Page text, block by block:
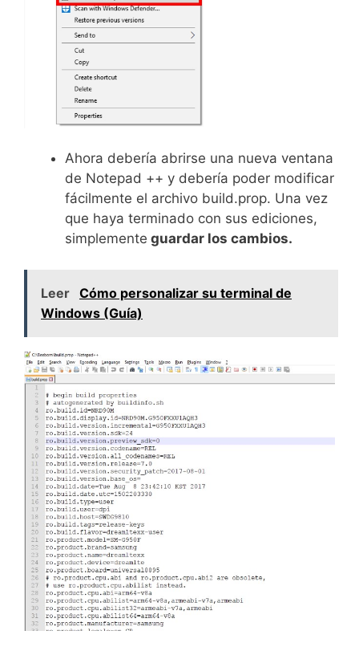
Ahora debería abrirse una nueva ventana
de Notepad ++ y debería poder modificar
fácilmente el archivo build.prop. Una vez
que haya terminado con sus ediciones,
simplemente guardar los cambios.
Leer Cómo personalizar su terminal de
Windows (Guía)